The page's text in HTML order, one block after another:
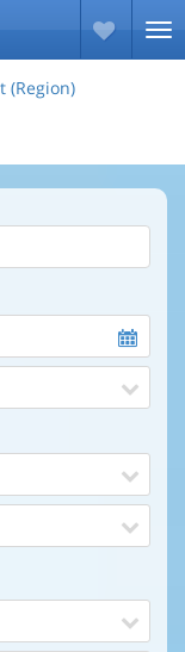
(Region)